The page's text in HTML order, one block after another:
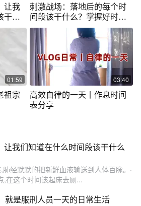
让我
干什
刺激战场：落地后的每个时
间段该干什么？掌握好时间
轻松吃鸡！
01:59
祖宗
03:40
高效自律的一天丨作息时间
表分享
让我们知道在什么时间段该干什么
经默默的把新鲜血液输送到人体百脉。·
,在这个时间该起床去厕...
就是服刑人员一天的日常生活